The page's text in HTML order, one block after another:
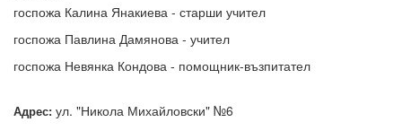
госпожа Калина Янакиева - старши учител
госпожа Павлина Дамянова - учител
госпожа Невянка Кондова - помощник-възпитател
Адрес: ул. "Никола Михайловски" №6